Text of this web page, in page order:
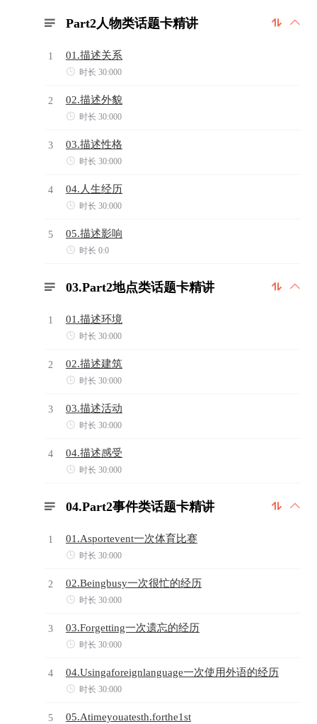
 
 Part2人物类话题卡精讲
1 01.描述关系
 时长 30:000
2 02.描述外貌
 时长 30:000
3 03.描述性格
 时长 30:000
4 04.人生经历
 时长 30:000
5 05.描述影响
 时长 0:0
 
 03.Part2地点类话题卡精讲
1 01.描述环境
 时长 30:000
2 02.描述建筑
 时长 30:000
3 03.描述活动
 时长 30:000
4 04.描述感受
 时长 30:000
 
 04.Part2事件类话题卡精讲
1 01.Asportevent一次体育比赛
 时长 30:000
2 02.Beingbusy一次很忙的经历
 时长 30:000
3 03.Forgetting一次遗忘的经历
 时长 30:000
4 04.Usingaforeignlanguage一次使用外语的经历
 时长 30:000
5 05.Atimeyouatesth.forthe1st